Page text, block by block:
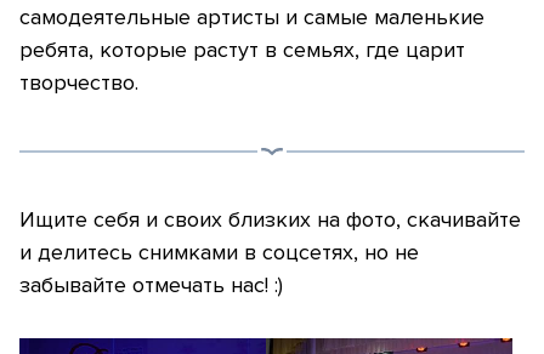
самодеятельные артисты и самые маленькие
ребята, которые растут в семьях, где царит
творчество.
Ищите себя и своих близких на фото, скачивайте
и делитесь снимками в соцсетях, но не
забывайте отмечать нас! :)